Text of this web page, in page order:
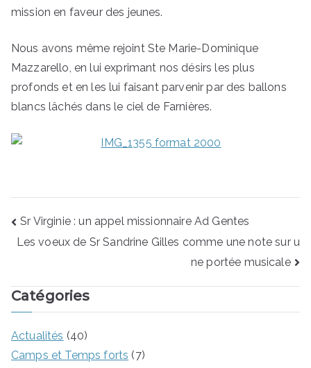
mission en faveur des jeunes.
Nous avons même rejoint Ste Marie-Dominique
Mazzarello, en lui exprimant nos désirs les plus
profonds et en les lui faisant parvenir par des ballons
blancs lâchés dans le ciel de Farnières.
Sr Virginie : un appel missionnaire Ad Gentes
Les voeux de Sr Sandrine Gilles comme une note sur u
ne portée musicale
Catégories
Actualités (40)
Camps et Temps forts (7)